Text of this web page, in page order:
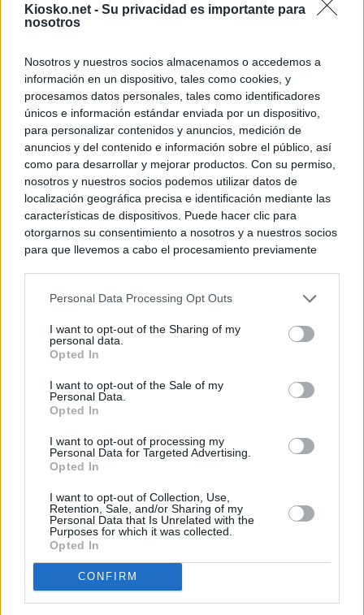
Kiosko.net - Su privacidad es importante para
nosotros
Nosotros y nuestros socios almacenamos o accedemos a
información en un dispositivo, tales como cookies, y
procesamos datos personales, tales como identificadores
únicos e información estándar enviada por un dispositivo,
para personalizar contenidos y anuncios, medición de
anuncios y del contenido e información sobre el público, así
como para desarrollar y mejorar productos. Con su permiso,
nosotros y nuestros socios podemos utilizar datos de
localización geográfica precisa e identificación mediante las
características de dispositivos. Puede hacer clic para
otorgarnos su consentimiento a nosotros y a nuestros socios
para que llevemos a cabo el procesamiento previamente
negar su consentimiento. Tenga en cuenta que algún
de su consentimiento, pero usted tiene el derecho de
rechazar tal procesamiento. Sus preferencias se aplicarán
cualquier momento entrando de nuevo en este sitio web o
visitando nuestra política de privacidad.
Personal Data Processing Opt Outs
I want to opt-out of the Sharing of my
personal data.
Opted In
I want to opt-out of the Sale of my
Personal Data.
Opted In
I want to opt-out of processing my
Personal Data for Targeted Advertising.
Opted In
I want to opt-out of Collection, Use,
Retention, Sale, and/or Sharing of my
Personal Data that Is Unrelated with the
Purposes for which it was collected.
Opted In
CONFIRM